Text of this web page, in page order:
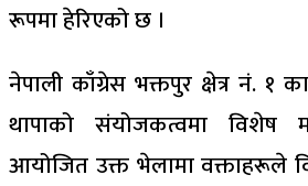
रूपमा हेरिएको छ ।
नेपाली काँग्रेस भक्तपुर क्षेत्र नं. १
थापाको संयोजकत्वमा विशेष
आयोजित उक्त भेलामा वक्ताहरूले